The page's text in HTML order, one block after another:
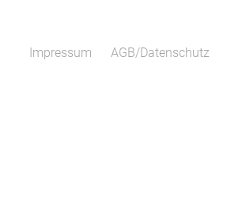
Impressum AGB/Datenschutz